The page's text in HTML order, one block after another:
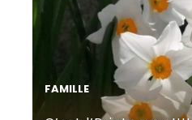
FAMILLE